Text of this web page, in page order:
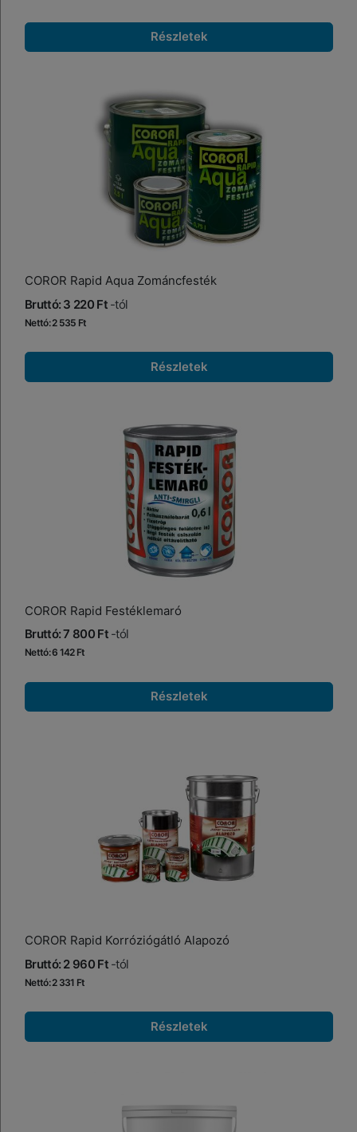
Részletek
COROR Rapid Aqua Zománcfesték
Bruttó: 3 220 Ft-tól
Nettó: 2 535 Ft
Részletek
COROR Rapid Festéklemaró
Bruttó: 7 800 Ft-tól
Nettó: 6 142 Ft
Részletek
COROR Rapid Korróziógátló Alapozó
Bruttó: 2 960 Ft-tól
Nettó: 2 331 Ft
Részletek